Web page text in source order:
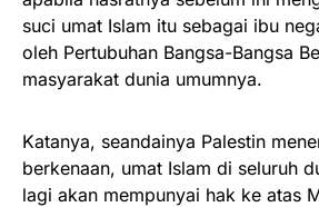
suci umat Islam itu sebagai ibu
oleh Pertubuhan Bangsa-Bangsa
masyarakat dunia umumnya.
Katanya, seandainya Palestin
berkenaan, umat Islam di seluruh
lagi akan mempunyai hak ke atas